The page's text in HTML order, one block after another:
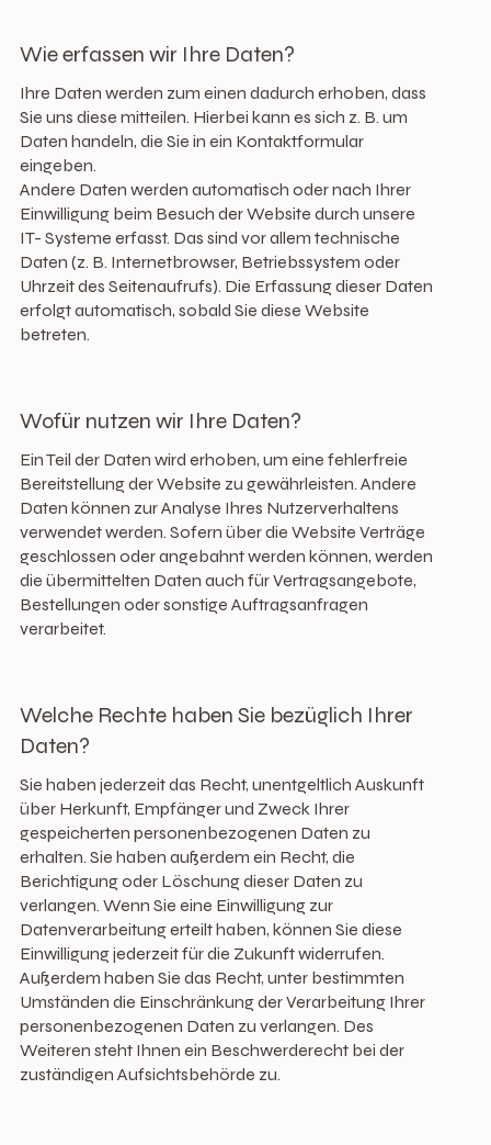
Wie erfassen wir Ihre Daten?
Ihre Daten werden zum einen dadurch erhoben, dass
Sie uns diese mitteilen. Hierbei kann es sich z. B. um
Daten handeln, die Sie in ein Kontaktformular
eingeben.
Andere Daten werden automatisch oder nach Ihrer
Einwilligung beim Besuch der Website durch unsere
IT- Systeme erfasst. Das sind vor allem technische
Daten (z. B. Internetbrowser, Betriebssystem oder
Uhrzeit des Seitenaufrufs). Die Erfassung dieser Daten
erfolgt automatisch, sobald Sie diese Website
betreten.
Wofür nutzen wir Ihre Daten?
Ein Teil der Daten wird erhoben, um eine fehlerfreie
Bereitstellung der Website zu gewährleisten. Andere
Daten können zur Analyse Ihres Nutzerverhaltens
verwendet werden. Sofern über die Website Verträge
geschlossen oder angebahnt werden können, werden
die übermittelten Daten auch für Vertragsangebote,
Bestellungen oder sonstige Auftragsanfragen
verarbeitet.
Welche Rechte haben Sie bezüglich Ihrer
Daten?
Sie haben jederzeit das Recht, unentgeltlich Auskunft
über Herkunft, Empfänger und Zweck Ihrer
gespeicherten personenbezogenen Daten zu
erhalten. Sie haben außerdem ein Recht, die
Berichtigung oder Löschung dieser Daten zu
verlangen. Wenn Sie eine Einwilligung zur
Datenverarbeitung erteilt haben, können Sie diese
Einwilligung jederzeit für die Zukunft widerrufen.
Außerdem haben Sie das Recht, unter bestimmten
Umständen die Einschränkung der Verarbeitung Ihrer
personenbezogenen Daten zu verlangen. Des
Weiteren steht Ihnen ein Beschwerderecht bei der
zuständigen Aufsichtsbehörde zu.